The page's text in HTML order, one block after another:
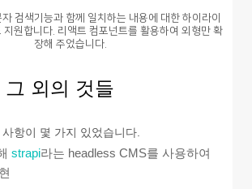
검색기능과 함께 일치하는 내용에 대한 하이라이
지원합니다. 리액트 컴포넌트를 활용하여 외형만 확
장해 주었습니다.
외의 것들
항이 몇 가지 있었습니다.
strapi라는 headless CMS를 사용하여